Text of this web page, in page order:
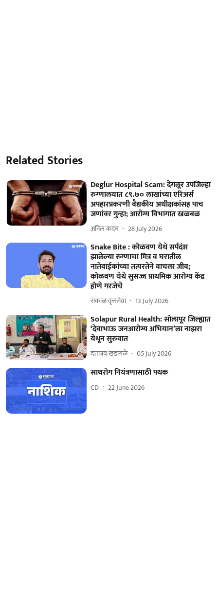
Related Stories
Deglur Hospital Scam: देगलूर उपजिल्हा
रुग्णालयात ८९.७० लाखांच्या एरिअर्स
अपहारप्रकरणी वैद्यकीय अधीक्षकांसह पाच
जणांवर गुन्हा; आरोग्य विभागात खळबळ
अनिल कदम 28 July 2026
Snake Bite : कोळवण येथे सर्पदंश
झालेल्या रुग्णाचा मित्र व घरातील
नातेवाईकांच्या तत्परतेने वाचला जीव;
कोळवण येथे सुसज्ज प्राथमिक आरोग्य केंद्र
होणे गरजेचे
सकाळ वृत्तसेवा 13 July 2026
Solapur Rural Health: सोलापूर जिल्ह्यात
‘देवाभाऊ जनआरोग्य अभियान’ला नाझरा
येथून सुरुवात
दत्तात्रय खंडागळे 05 July 2026
साथरोग नियंत्रणासाठी पथक
CD 22 June 2026